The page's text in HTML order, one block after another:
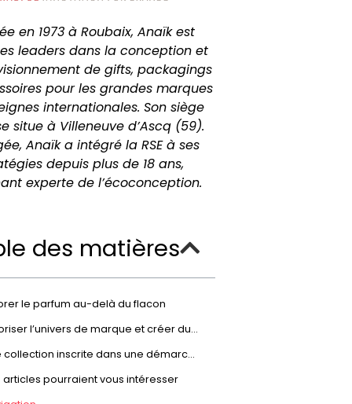
en 1973 à Roubaix, Anaïk est
leaders dans la conception et
de gifts, packagings
pour les grandes marques
internationales. Son siège
situe à Villeneuve d’Ascq (59).
Anaïk a intégré la RSE à ses
depuis plus de 18 ans,
experte de l’écoconception.
des matières
le parfum au-delà du flacon
Valoriser l’univers de marque et créer du lien
Une collection inscrite dans une démarche d’écoconception
articles pourraient vous intéresser